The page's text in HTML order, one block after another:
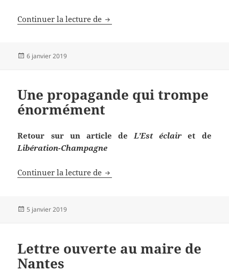
Continuer la lecture de Les ondes ne sont pas
Publié
6 janvier 2019
Une propagande qui trompe
énormément
Retour sur un article deL’Est éclairet de
Libération-Champagne
Continuer la lecture de Une propagande qui trompe
Publié
5 janvier 2019
Lettre ouverte au maire de
Nantes